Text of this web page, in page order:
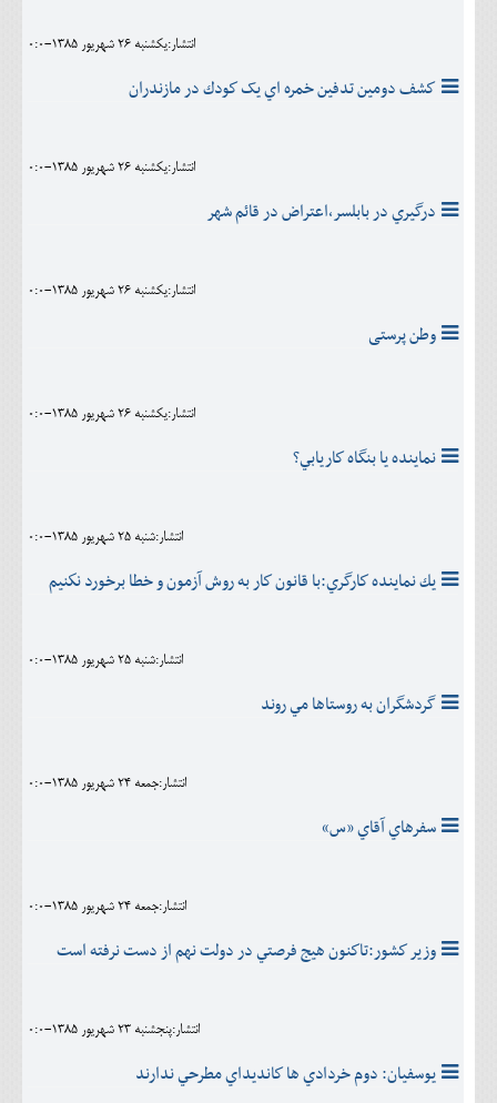
انتشار:يکشنبه 26 شهريور 1385-0:0
كشف دومين تدفين خمره اي يک كودك در مازندران
انتشار:يکشنبه 26 شهريور 1385-0:0
درگيري در بابلسر،اعتراض در قائم شهر
انتشار:يکشنبه 26 شهريور 1385-0:0
وطن پرستی
انتشار:يکشنبه 26 شهريور 1385-0:0
نماينده يا بنگاه كاريابي؟
انتشار:شنبه 25 شهريور 1385-0:0
يك نماينده كارگري:با قانون كار به روش آزمون و خطا برخورد نكنيم
انتشار:شنبه 25 شهريور 1385-0:0
گردشگران به روستاها مي روند
انتشار:جمعه 24 شهريور 1385-0:0
سفرهاي آقاي «س»
انتشار:جمعه 24 شهريور 1385-0:0
وزير كشور:تاكنون هيج فرصتي در دولت نهم از دست نرفته است
انتشار:پنجشنبه 23 شهريور 1385-0:0
يوسفيان: دوم خردادي ها كانديداي مطرحي ندارند